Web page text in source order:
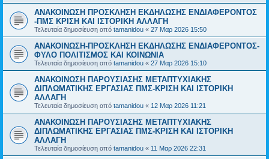
ΑΝΑΚΟΙΝΩΣΗ ΠΡΟΣΚΛΗΣΗ ΕΚΔΗΛΩΣΗΣ ΕΝΔΙΑΦΕΡΟΝΤΟΣ
-ΠΜΣ ΚΡΙΣΗ ΚΑΙ ΙΣΤΟΡΙΚΗ ΑΛΛΑΓΗ
Τελευταία δημοσίευση από tamanidou « 27 Μαρ 2026 15:50
ΑΝΑΚΟΙΝΩΣΗ-ΠΡΟΣΚΛΗΣΗ ΕΚΔΗΛΩΣΗΣ ΕΝΔΙΑΦΕΡΟΝΤΟΣ-
ΦΥΛΟ ΠΟΛΙΤΙΣΜΟΣ ΚΑΙ ΚΟΙΝΩΝΙΑ
Τελευταία δημοσίευση από tamanidou « 27 Μαρ 2026 15:10
ΑΝΑΚΟΙΝΩΣΗ ΠΑΡΟΥΣΙΑΣΗΣ ΜΕΤΑΠΤΥΧΙΑΚΗΣ
ΔΙΠΛΩΜΑΤΙΚΗΣ ΕΡΓΑΣΙΑΣ ΠΜΣ-ΚΡΙΣΗ ΚΑΙ ΙΣΤΟΡΙΚΗ
ΑΛΛΑΓΗ
Τελευταία δημοσίευση από tamanidou « 12 Μαρ 2026 11:21
ΑΝΑΚΟΙΝΩΣΗ ΠΑΡΟΥΣΙΑΣΗΣ ΜΕΤΑΠΤΥΧΙΑΚΗΣ
ΔΙΠΛΩΜΑΤΙΚΗΣ ΕΡΓΑΣΙΑΣ ΠΜΣ-ΚΡΙΣΗ ΚΑΙ ΙΣΤΟΡΙΚΗ
ΑΛΛΑΓΗ
Τελευταία δημοσίευση από tamanidou « 11 Μαρ 2026 22:31